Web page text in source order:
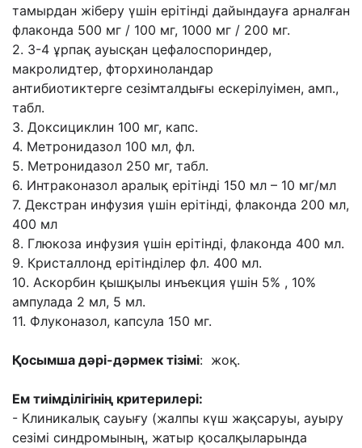
тамырдан жіберу үшін ерітінді дайындауға арналған
флаконда 500 мг / 100 мг, 1000 мг / 200 мг.
2. 3-4 ұрпақ ауысқан цефалоспориндер,
макролидтер, фторхиноландар
антибиотиктерге сезімталдығы ескерілуімен, амп.,
табл.
3. Доксициклин 100 мг, капс.
4. Метронидазол 100 мл, фл.
5. Метронидазол 250 мг, табл.
6. Интраконазол аралық ерітінді 150 мл – 10 мг/мл
7. Декстран инфузия үшін ерітінді, флаконда 200 мл,
400 мл
8. Глюкоза инфузия үшін ерітінді, флаконда 400 мл.
9. Кристаллонд ерітінділер фл. 400 мл.
10. Аскорбин қышқылы инъекция үшін 5% , 10%
ампулада 2 мл, 5 мл.
11. Флуконазол, капсула 150 мг.
Қосымша дəрі-дəрмек тізімі: жоқ.
Ем тиімділігінің критерилері:
- Клиникалық сауығу (жалпы күш жақсаруы, ауыру
сезімі синдромының, жатыр қосалқыларында